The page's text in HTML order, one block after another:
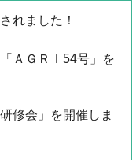
れました！
ＡＧＲＩ54号」を
修会」を開催しま